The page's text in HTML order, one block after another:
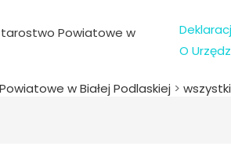
Powiatowe w
O
w Białej Podlaskiej >